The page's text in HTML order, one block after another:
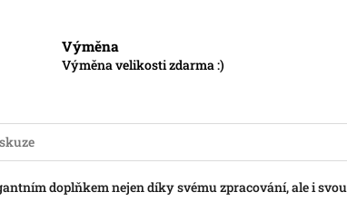
Výměna
Výměna velikosti zdarma :)
doplňkem nejen díky svému zpracování, ale i svou